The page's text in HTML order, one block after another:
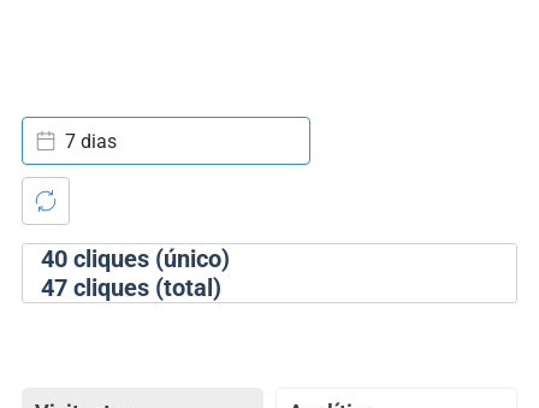
40cliques (único)
47cliques (total)
7 dias